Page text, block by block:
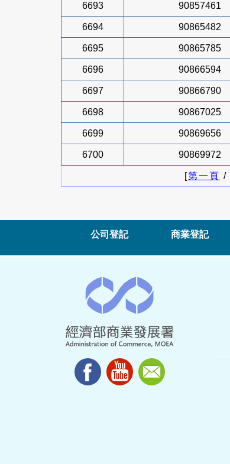
6693 90857461
6694 90865482
6695 90865785
6696 90866594
6697 90866790
6698 90867025
6699 90869656
6700 90869972
[第一頁 /
公司登記 商業登記